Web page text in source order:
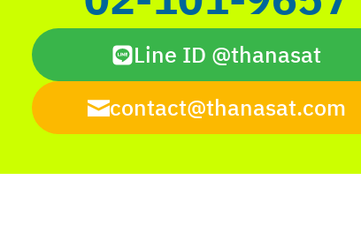
Line ID @thanasat
contact@thanasat.com